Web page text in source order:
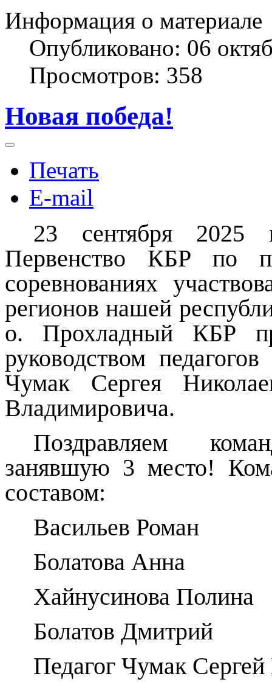
Информация о материале
Опубликовано: 06
Просмотров: 358
Новая победа!
Печать
E-mail
23 сентября
Первенство КБР по
соревнованиях
регионов нашей
о. Прохладный КБР
руководством
Чумак Сергея
Владимировича.
Поздравляем
занявшую 3 место!
составом:
Васильев Роман
Болатова Анна
Хайнусинова Полина
Болатов Дмитрий
Педагог Чумак